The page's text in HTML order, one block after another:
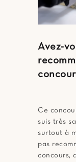
Avez-
Ce
suis très
surtout à
pas
concours,